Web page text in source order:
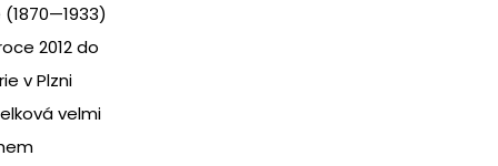
2012 do
v Plzni
velmi